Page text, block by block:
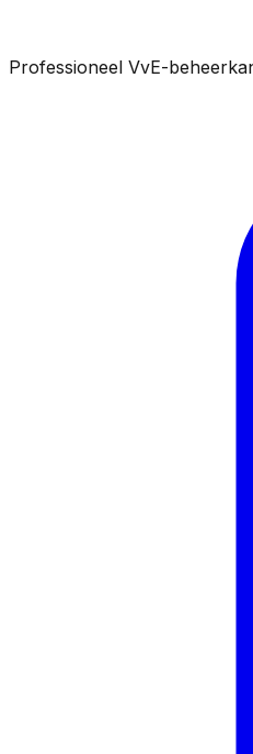
Professioneel VvE-